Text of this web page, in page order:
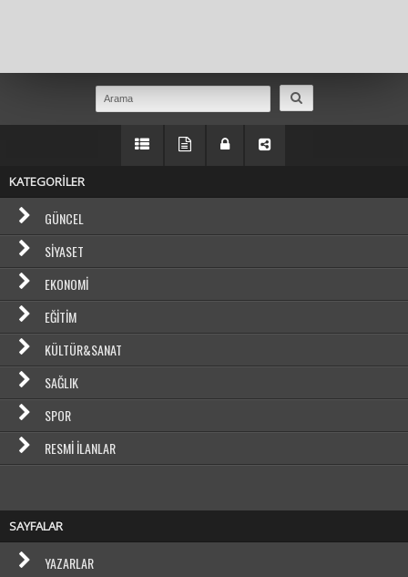
KATEGORİLER
GÜNCEL
SIYASET
EKONOMI
EĞITIM
KÜLTÜR&SANAT
SAĞLIK
SPOR
RESMI İLANLAR
SAYFALAR
YAZARLAR